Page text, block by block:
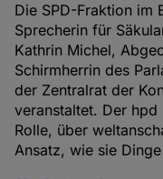
Die SPD-Fraktion im
Sprecherin für
Kathrin Michel,
Schirmherrin des
der Zentralrat der
veranstaltet. Der
Rolle, über
Ansatz, wie sie